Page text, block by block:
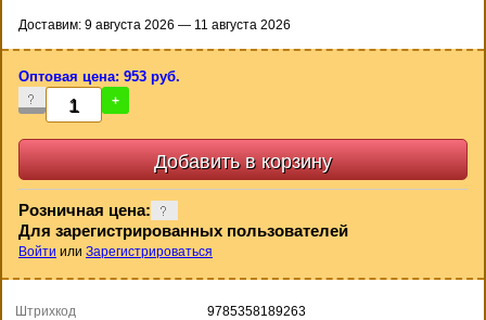
Доставим: 9 августа 2026 — 11 августа 2026
Оптовая цена: 953 руб.
- +
Розничная цена:
Для зарегистрированных пользователей
Войти или Зарегистрироваться
Штрихкод
9785358189263